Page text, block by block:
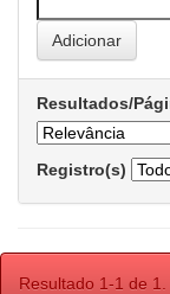
Resultados/
Registro(s)
Resultado 1-1 de 1.